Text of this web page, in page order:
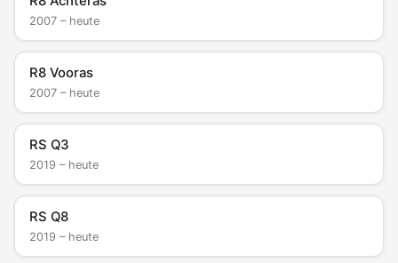
2007 – heute
R8 Vooras
2007 – heute
RS Q3
2019 – heute
RS Q8
2019 – heute